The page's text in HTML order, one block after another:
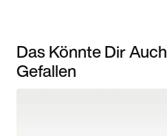
Das Könnte Dir Auch
Gefallen